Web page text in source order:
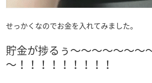
せっかくなのでお金を入れてみました。
貯金が捗るぅ～～～～～～～
～！！！！！！！！！